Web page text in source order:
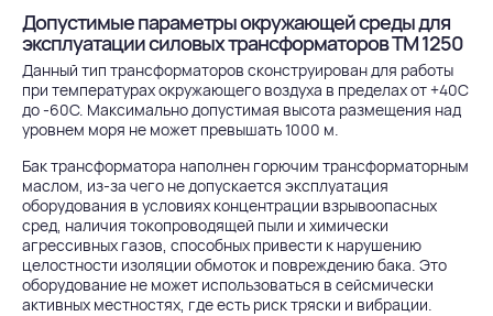
Допустимые параметры окружающей среды для
эксплуатации силовых трансформаторов ТМ 1250
Данный тип трансформаторов сконструирован для работы
при температурах окружающего воздуха в пределах от +40С
до -60С. Максимально допустимая высота размещения над
уровнем моря не может превышать 1000 м.
Бак трансформатора наполнен горючим трансформаторным
маслом, из-за чего не допускается эксплуатация
оборудования в условиях концентрации взрывоопасных
сред, наличия токопроводящей пыли и химически
агрессивных газов, способных привести к нарушению
целостности изоляции обмоток и повреждению бака. Это
оборудование не может использоваться в сейсмически
активных местностях, где есть риск тряски и вибрации.